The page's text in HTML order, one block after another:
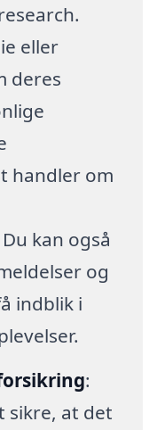
eller
deres
handler om
kan også
og
indblik i
:
sikre, at det